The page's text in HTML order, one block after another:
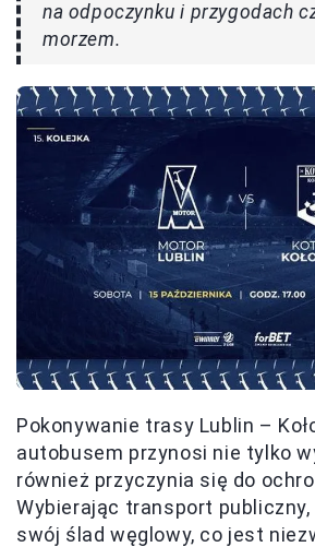
na odpoczynku i przygodach
morzem.
Pokonywanie trasy Lublin –
autobusem przynosi nie tylko
również przyczynia się do
Wybierając transport
swój ślad węglowy, co jest